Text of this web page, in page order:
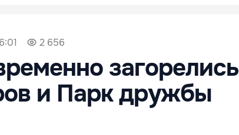
2 656
загорелись
и Парк дружбы